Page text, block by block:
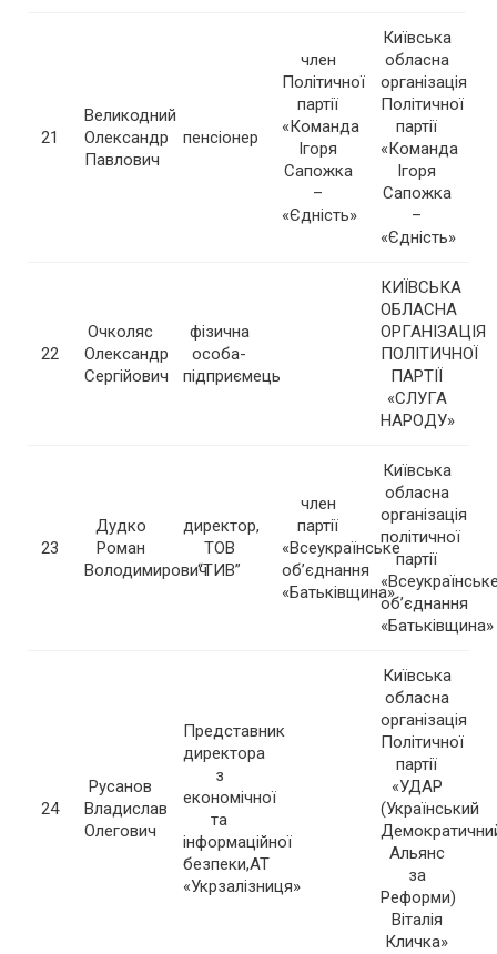
21
Великодний
Олександр
Павлович
пенсіонер
член
Політичної
партії
«Команда
Ігоря
Сапожка
–
«Єдність»
Київська
обласна
організація
Політичної
партії
«Команда
Ігоря
Сапожка
–
«Єдність»
22
Очколяс
Олександр
Сергійович
фізична
особа-
підприємець
КИЇВСЬКА
ОБЛАСНА
ОРГАНІЗАЦІЯ
ПОЛІТИЧНОЇ
ПАРТІЇ
«СЛУГА
НАРОДУ»
23
Дудко
Роман
Володимирович
директор,
ТОВ
“ТИВ”
член
партії
«Всеукраїнське
об’єднання
«Батьківщина»
Київська
обласна
організація
політичної
партії
об’єднання
«Батьківщина»
24
Русанов
Владислав
Олегович
Представник
директора
з
економічної
та
інформаційної
безпеки,АТ
«Укрзалізниця»
Київська
обласна
організація
Політичної
партії
«УДАР
(Український
Альянс
за
Реформи)
Віталія
Кличка»